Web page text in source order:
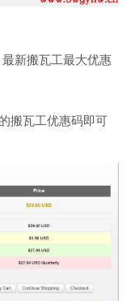
新搬瓦工最大优惠
搬瓦工优惠码即可